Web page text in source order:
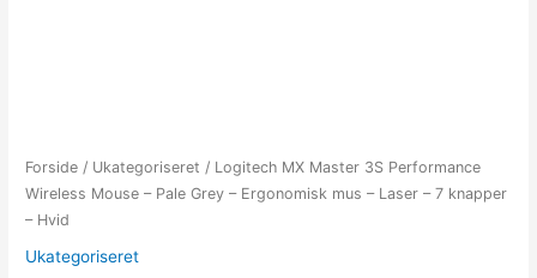
Forside / Ukategoriseret / Logitech MX Master 3S Performance
Wireless Mouse – Pale Grey – Ergonomisk mus – Laser – 7 knapper
– Hvid
Ukategoriseret